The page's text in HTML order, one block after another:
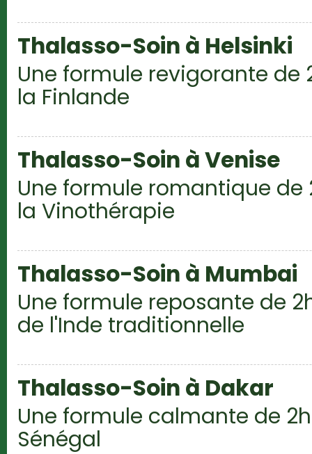
Thalasso-Soin à Helsinki
Une formule revigorante de
la Finlande
Thalasso-Soin à Venise
Une formule romantique de
la Vinothérapie
Thalasso-Soin à Mumbai
Une formule reposante de
de l'Inde traditionnelle
Thalasso-Soin à Dakar
Une formule calmante de
Sénégal